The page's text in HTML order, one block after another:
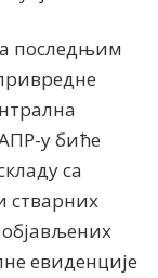
последњим
у биће
са
стварних
евиденције